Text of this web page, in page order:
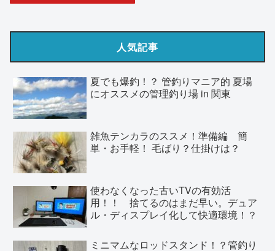
人気記事
夏でも爆釣！？ 管釣りマニア的 夏場
にオススメの管理釣り場 in 関東
雑魚テンカラのススメ！準備編 簡
単・お手軽！ 毛ばり？仕掛けは？
使わなくなった古いTVの有効活
用！！ 捨てるのはまだ早い。デュア
ル・ディスプレイ化して快適環境！？
ミニマムなロッドスタンド！？管釣り